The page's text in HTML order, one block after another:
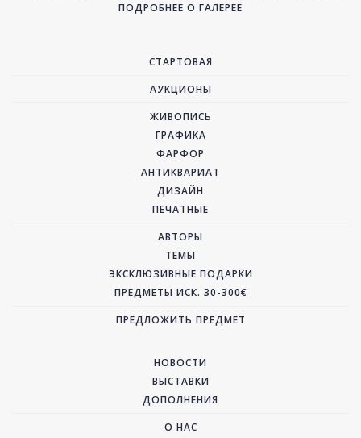
ПОДРОБНЕЕ О ГАЛЕРЕЕ
СТАРТОВАЯ
АУКЦИОНЫ
ЖИВОПИСЬ
ГРАФИКА
ФАРФОР
АНТИКВАРИАТ
ДИЗАЙН
ПЕЧАТНЫЕ
АВТОРЫ
ТЕМЫ
ЭКСКЛЮЗИВНЫЕ ПОДАРКИ
ПРЕДМЕТЫ ИСК. 30-300€
ПРЕДЛОЖИТЬ ПРЕДМЕТ
НОВОСТИ
ВЫСТАВКИ
ДОПОЛНЕНИЯ
О НАС